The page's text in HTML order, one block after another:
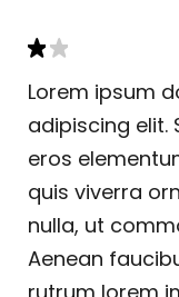
Lorem ipsum
adipiscing elit.
eros
quis viverra
nulla, ut
Aenean